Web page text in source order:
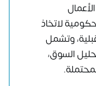
لاتخاذ
وتشمل
السوق،